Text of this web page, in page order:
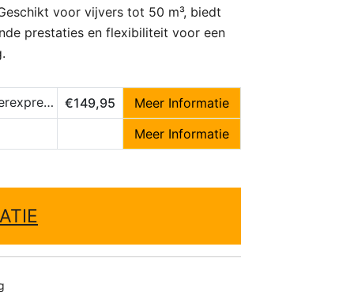
voor vijvers tot 50 m³, biedt
prestaties en flexibiliteit voor een
€149,95
Meer Informatie
Meer Informatie